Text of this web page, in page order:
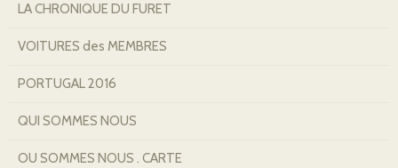
LA CHRONIQUE DU FURET
VOITURES des MEMBRES
PORTUGAL 2016
QUI SOMMES NOUS
OU SOMMES NOUS . CARTE